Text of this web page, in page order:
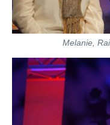
Melanie,